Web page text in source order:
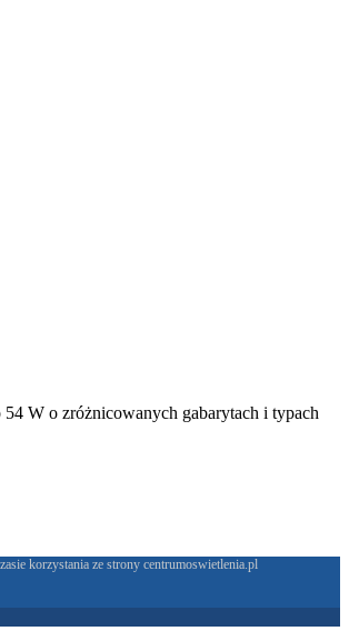
W o zróżnicowanych gabarytach i typach
korzystania ze strony centrumoswietlenia.pl